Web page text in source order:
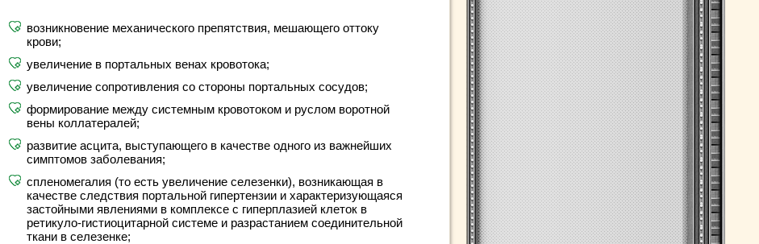
возникновение механического препятствия, мешающего оттоку
крови;
увеличение в портальных венах кровотока;
увеличение сопротивления со стороны портальных сосудов;
формирование между системным кровотоком и руслом воротной
вены коллатералей;
развитие асцита, выступающего в качестве одного из важнейших
симптомов заболевания;
спленомегалия (то есть увеличение селезенки), возникающая в
качестве следствия портальной гипертензии и характеризующаяся
застойными явлениями в комплексе с гиперплазией клеток в
ретикуло-гистиоцитарной системе и разрастанием соединительной
ткани в селезенке;